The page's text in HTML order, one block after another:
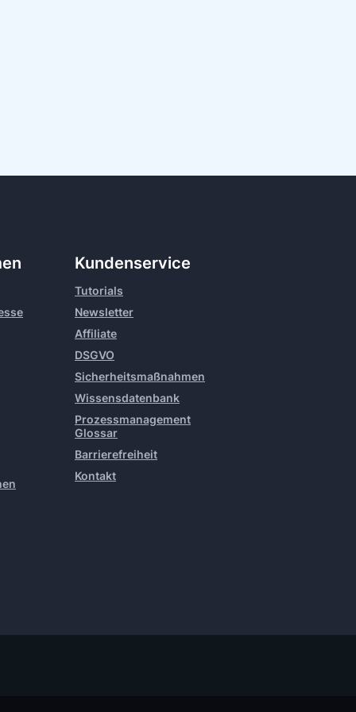
Kundenservice
Tutorials
Newsletter
Affiliate
DSGVO
Sicherheitsmaßnahmen
Wissensdatenbank
Prozessmanagement
Glossar
Barrierefreiheit
Kontakt